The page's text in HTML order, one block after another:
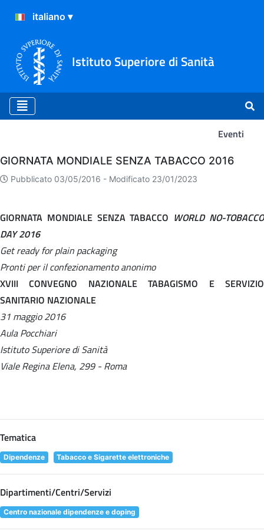
Istituto Superiore di Sanità
Eventi
Eventi
GIORNATA MONDIALE SENZA TABACCO 2016
Pubblicato 03/05/2016 - Modificato 23/01/2023
GIORNATA MONDIALE SENZA TABACCO WORLD NO-TOBACCO
DAY 2016
Get ready for plain packaging
Pronti per il confezionamento anonimo
XVIII CONVEGNO NAZIONALE TABAGISMO E SERVIZIO
SANITARIO NAZIONALE
31 maggio 2016
Aula Pocchiari
Istituto Superiore di Sanità
Viale Regina Elena, 299 - Roma
Tematica
Dipendenze Tabacco e Sigarette elettroniche
Dipartimenti/Centri/Servizi
Centro nazionale dipendenze e doping